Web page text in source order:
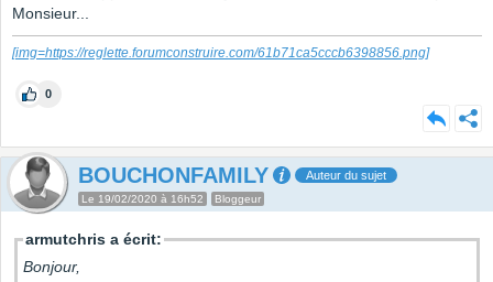
Monsieur...
[img=https://reglette.forumconstruire.com/61b71ca5cccb6398856.png]
0
BOUCHONFAMILY Auteur du sujet
Le 19/02/2020 à 16h52 Bloggeur
armutchris a écrit:
Bonjour,